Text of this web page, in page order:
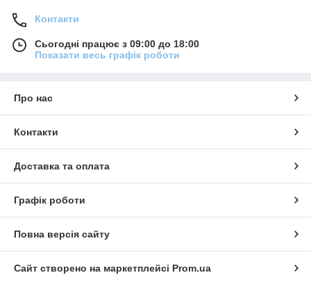
Контакти
Сьогодні працює з 09:00 до 18:00
Показати весь графік роботи
Про нас
Контакти
Доставка та оплата
Графік роботи
Повна версія сайту
Сайт створено на маркетплейсі Prom.ua